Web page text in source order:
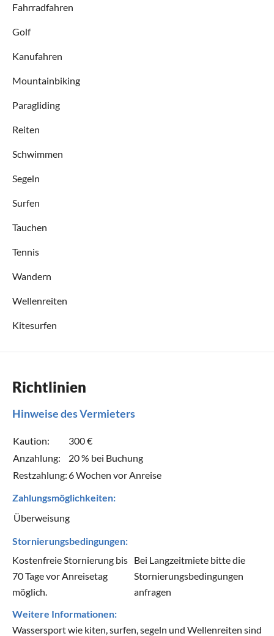
Fahrradfahren
Golf
Kanufahren
Mountainbiking
Paragliding
Reiten
Schwimmen
Segeln
Surfen
Tauchen
Tennis
Wandern
Wellenreiten
Kitesurfen
Richtlinien
Hinweise des Vermieters
Kaution:
300 €
Anzahlung:
20 % bei Buchung
Restzahlung:6 Wochen vor Anreise
Zahlungsmöglichkeiten:
Überweisung
Stornierungsbedingungen:
Kostenfreie Stornierung bis
70 Tage vor Anreisetag
möglich.
Bei Langzeitmiete bitte die
Stornierungsbedingungen
anfragen
Weitere Informationen:
Wassersport wie kiten, surfen, segeln und Wellenreiten sind